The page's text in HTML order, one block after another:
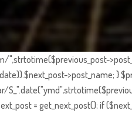
",strtotime($previous_post-
>post_name; }
= get_next_post(); if